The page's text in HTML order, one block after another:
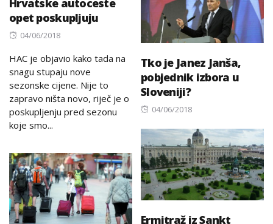
Tko je Janez Janša,
pobjednik izbora u
Sloveniji?
Posted
04/06/2018
Hrvatske autoceste
opet poskupljuju
Posted
04/06/2018
HAC je objavio kako tada na
snagu stupaju nove
sezonske cijene. Nije to
zapravo ništa novo, riječ je o
poskupljenju pred sezonu
koje smo...
Ermitraž iz Sankt